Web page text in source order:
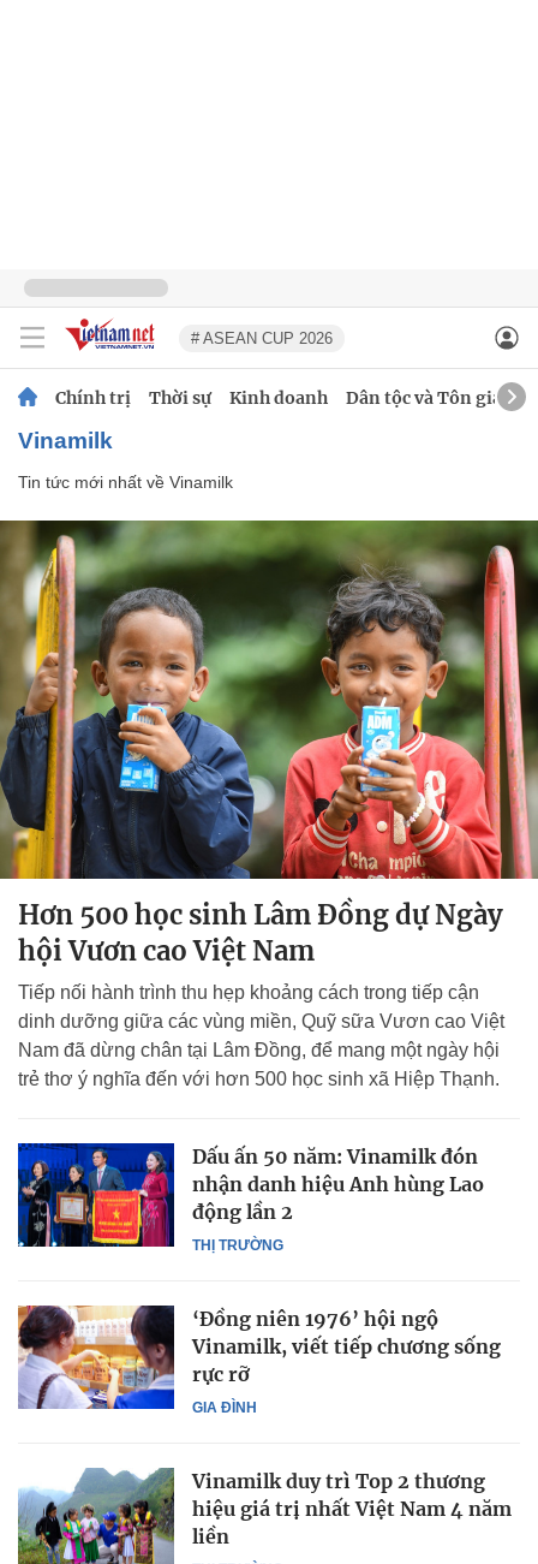
# ASEAN CUP 2026
Chính trị Thời sự Kinh doanh Dân tộc và Tôn giáo
Vinamilk
Tin tức mới nhất về Vinamilk
Hơn 500 học sinh Lâm Đồng dự Ngày
hội Vươn cao Việt Nam
Tiếp nối hành trình thu hẹp khoảng cách trong tiếp cận
dinh dưỡng giữa các vùng miền, Quỹ sữa Vươn cao Việt
Nam đã dừng chân tại Lâm Đồng, để mang một ngày hội
trẻ thơ ý nghĩa đến với hơn 500 học sinh xã Hiệp Thạnh.
THỊ TRƯỜNG
Dấu ấn 50 năm: Vinamilk đón
nhận danh hiệu Anh hùng Lao
động lần 2
GIA ĐÌNH
‘Đồng niên 1976’ hội ngộ
Vinamilk, viết tiếp chương sống
rực rỡ
Vinamilk duy trì Top 2 thương
hiệu giá trị nhất Việt Nam 4 năm
liền